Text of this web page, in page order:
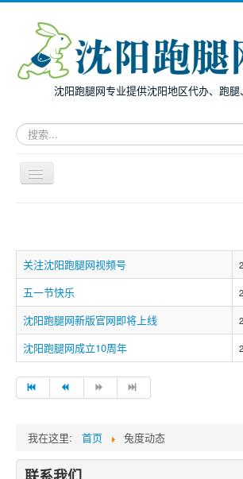
沈阳跑腿网专业提供沈阳地区代办、跑腿
请
输
键
腿
服
务
导
航
面向企业
跑腿案例
服务指南
兔度动态
跑腿网店
关注沈阳跑腿网视频号
五一节快乐
沈阳跑腿网新版官网即将上线
沈阳跑腿网成立10周年
我在这里: 首页 兔度动态